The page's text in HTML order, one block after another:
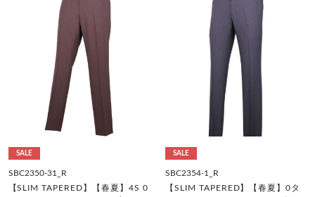
SALE
SBC2350-31_R
【SLIM TAPERED】【春夏】4S 0
SALE
SBC2354-1_R
【SLIM TAPERED】【春夏】0タ